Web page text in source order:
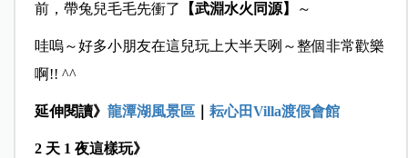
前，帶兔兒毛毛先衝了
【武淵水火同源】 ～
哇嗚～好多小朋友在這兒玩上大半天咧～整個非常歡樂
啊!! ^^
延伸閱讀》 龍潭湖風景區｜ 耘心田Villa渡假會館
2 天 1 夜這樣玩》